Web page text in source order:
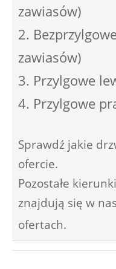
zawiasów)
2.
zawiasów)
3. Przylgowe
4. Przylgowe
Sprawdź jakie
ofercie.
Pozostałe
znajdują się w
ofertach.